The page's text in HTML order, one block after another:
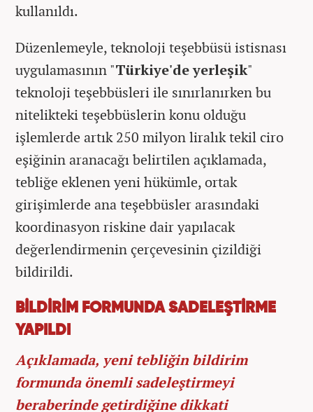
kullanıldı.
Düzenlemeyle, teknoloji teşebbüsü istisnası
uygulamasının "Türkiye'de yerleşik"
teknoloji teşebbüsleri ile sınırlanırken bu
nitelikteki teşebbüslerin konu olduğu
işlemlerde artık 250 milyon liralık tekil ciro
eşiğinin aranacağı belirtilen açıklamada,
tebliğe eklenen yeni hükümle, ortak
girişimlerde ana teşebbüsler arasındaki
koordinasyon riskine dair yapılacak
değerlendirmenin çerçevesinin çizildiği
bildirildi.
BİLDİRİM FORMUNDA SADELEŞTİRME
YAPILDI
Açıklamada, yeni tebliğin bildirim
formunda önemli sadeleştirmeyi
beraberinde getirdiğine dikkati